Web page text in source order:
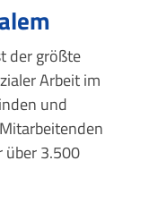
der größte
Arbeit im
und
3.500